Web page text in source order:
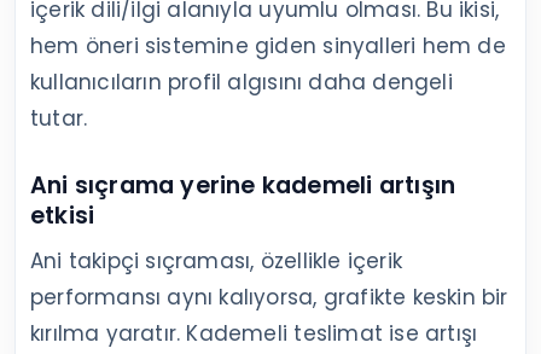
içerik dili/ilgi alanıyla uyumlu olması. Bu ikisi,
hem öneri sistemine giden sinyalleri hem de
kullanıcıların profil algısını daha dengeli
tutar.
Ani sıçrama yerine kademeli artışın
etkisi
Ani takipçi sıçraması, özellikle içerik
performansı aynı kalıyorsa, grafikte keskin bir
kırılma yaratır. Kademeli teslimat ise artışı